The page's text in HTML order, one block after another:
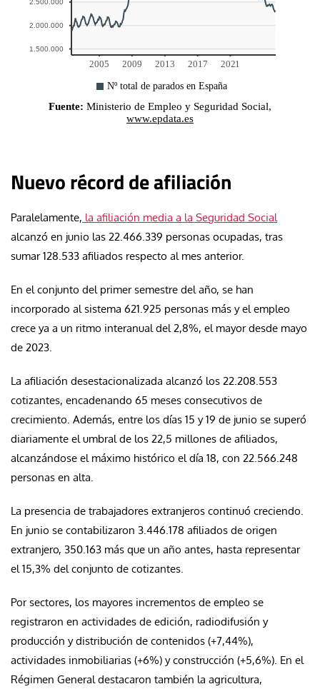
Nuevo récord de afiliación
Paralelamente, la afiliación media a la Seguridad Social
alcanzó en junio las 22.466.339 personas ocupadas, tras
sumar 128.533 afiliados respecto al mes anterior.
En el conjunto del primer semestre del año, se han
incorporado al sistema 621.925 personas más y el empleo
crece ya a un ritmo interanual del 2,8%, el mayor desde mayo
de 2023.
La afiliación desestacionalizada alcanzó los 22.208.553
cotizantes, encadenando 65 meses consecutivos de
crecimiento. Además, entre los días 15 y 19 de junio se superó
diariamente el umbral de los 22,5 millones de afiliados,
alcanzándose el máximo histórico el día 18, con 22.566.248
personas en alta.
La presencia de trabajadores extranjeros continuó creciendo.
En junio se contabilizaron 3.446.178 afiliados de origen
extranjero, 350.163 más que un año antes, hasta representar
el 15,3% del conjunto de cotizantes.
Por sectores, los mayores incrementos de empleo se
registraron en actividades de edición, radiodifusión y
producción y distribución de contenidos (+7,44%),
actividades inmobiliarias (+6%) y construcción (+5,6%). En el
Régimen General destacaron también la agricultura,